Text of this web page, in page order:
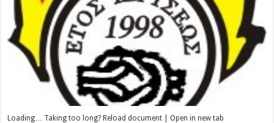
Loading… Taking too long? Reload document | Open in new tab